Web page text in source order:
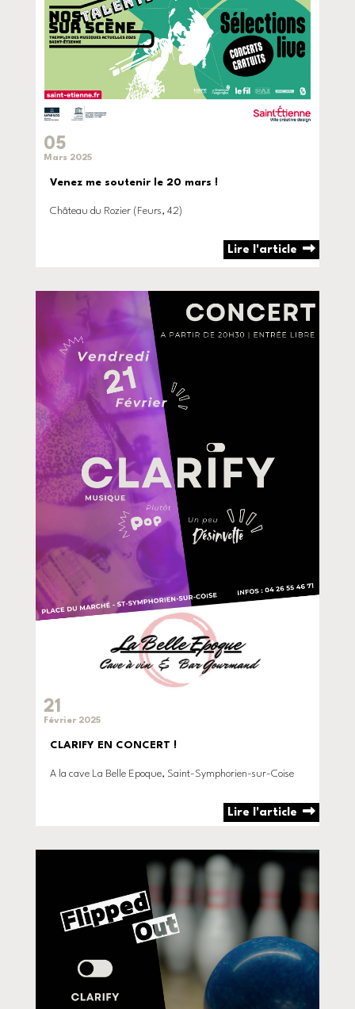
05
Mars 2025
Venez me soutenir le 20 mars !
Château du Rozier (Feurs, 42)
Lire l'article
21
Février 2025
CLARIFY EN CONCERT !
A la cave La Belle Epoque, Saint-Symphorien-sur-Coise
Lire l'article